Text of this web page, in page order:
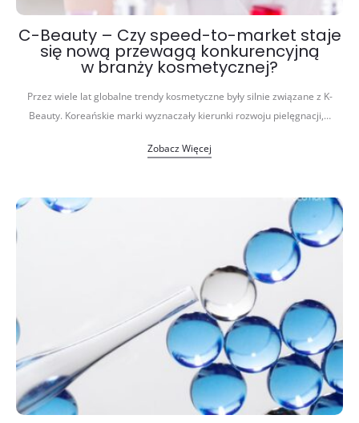
C-Beauty – Czy speed-to-market staje
się nową przewagą konkurencyjną
w branży kosmetycznej?
Przez wiele lat globalne trendy kosmetyczne były silnie związane z K-
Beauty. Koreańskie marki wyznaczały kierunki rozwoju pielęgnacji,…
Zobacz Więcej